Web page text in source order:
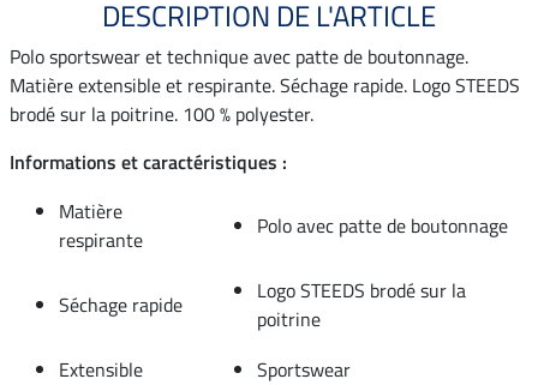
DESCRIPTION DE L'ARTICLE
Polo sportswear et technique avec patte de boutonnage.
Matière extensible et respirante. Séchage rapide. Logo STEEDS
brodé sur la poitrine. 100 % polyester.
Informations et caractéristiques :
Matière
respirante
Polo avec patte de boutonnage
Séchage rapide
Logo STEEDS brodé sur la
poitrine
Extensible
Sportswear